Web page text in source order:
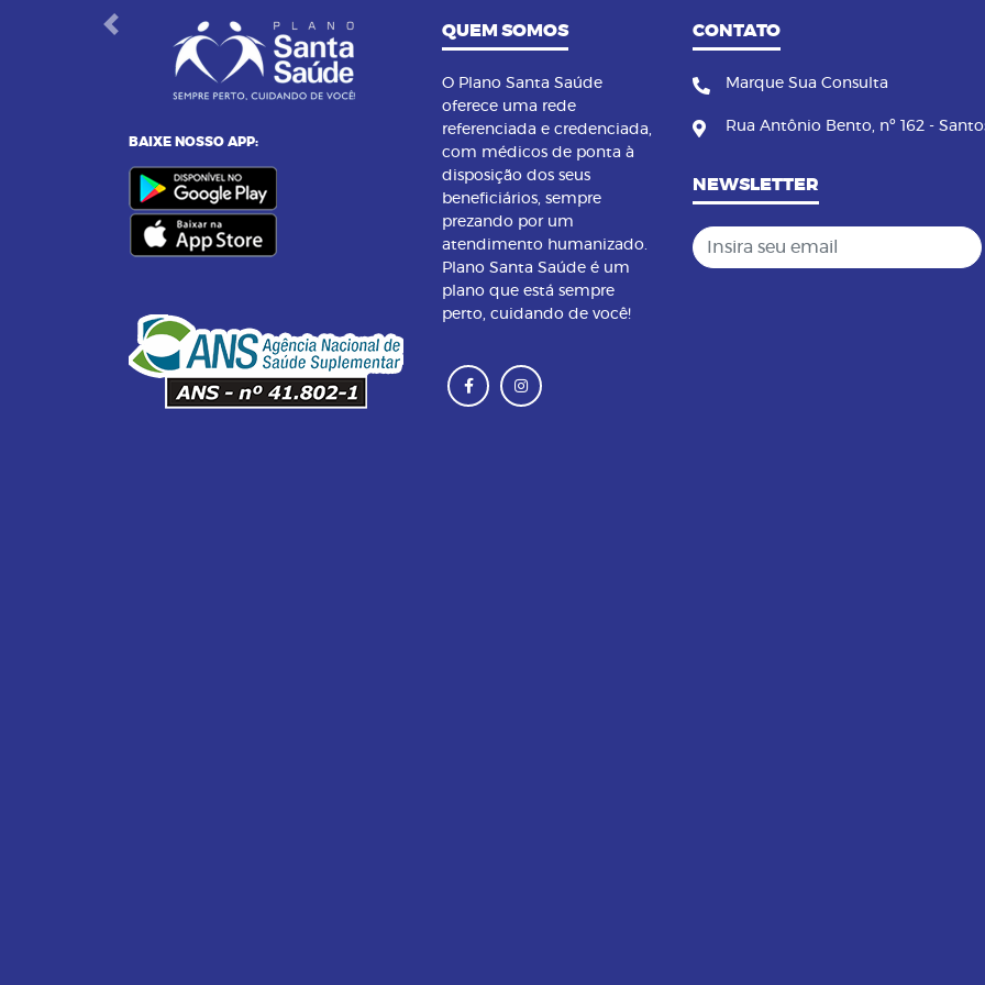
BAIXE NOSSO APP:
QUEM SOMOS
O Plano Santa Saúde
oferece uma rede
referenciada e credenciada,
com médicos de ponta à
disposição dos seus
beneficiários, sempre
prezando por um
atendimento humanizado.
Plano Santa Saúde é um
perto, cuidando de você!
CONTATO
Marque Sua Consulta
Rua Antônio Bento, nº 162 -
NEWSLETTER